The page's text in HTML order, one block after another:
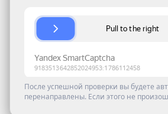
После успешной проверки вы будете
перенаправлены. Если этого не